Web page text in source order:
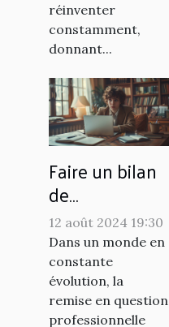
réinventer
constamment,
donnant...
Faire un bilan
de
compétences
à distance :
processus et
avantages
12 août 2024 19:30
Dans un monde en
constante
évolution, la
remise en question
professionnelle